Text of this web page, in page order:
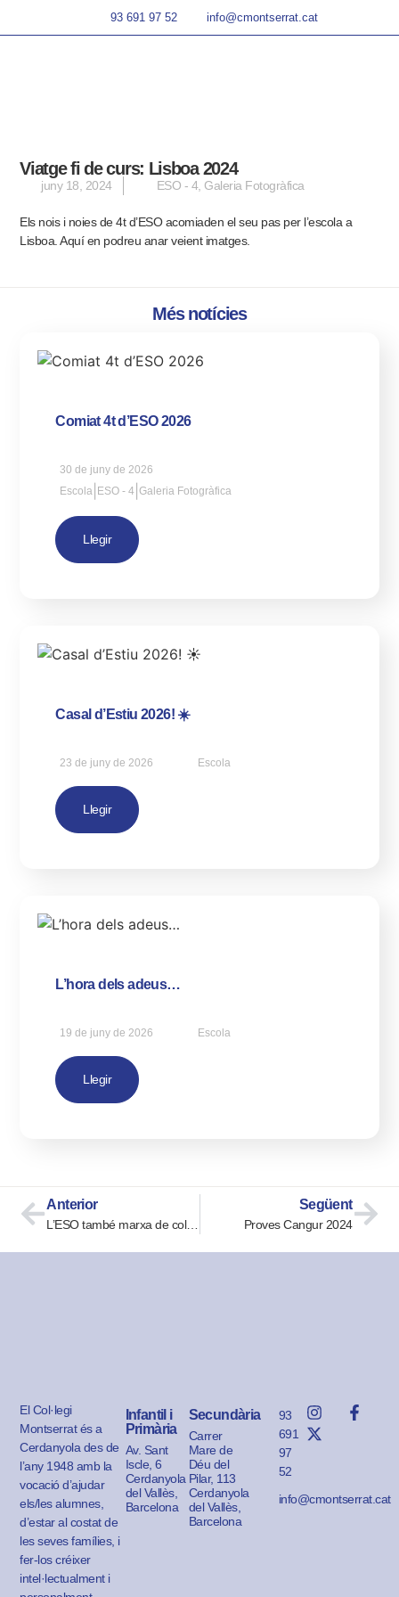
93 691 97 52 info@cmontserrat.cat
Viatge fi de curs: Lisboa 2024
juny 18, 2024 ESO - 4, Galeria Fotogràfica
Els nois i noies de 4t d’ESO acomiaden el seu pas per l’escola a
Lisboa.Aquí en podreu anar veient imatges.
Més notícies
Comiat 4t d’ESO 2026
30 de juny de 2026
Escola ESO - 4 |Galeria Fotogràfica
Llegir
Casal d’Estiu 2026! ☀️
23 de juny de 2026 Escola
Llegir
L’hora dels adeus…
19 de juny de 2026 Escola
Llegir
Anterior
L’ESO també marxa de colònies!
Següent
Proves Cangur 2024
El Col·legi
Montserrat és a
Cerdanyola des de
l’any 1948 amb la
vocació d’ajudar
els/les alumnes,
d’estar al costat de
les seves famílies, i
fer-los créixer
intel·lectualment i
Infantil i
Primària
Av. Sant
Iscle, 6
Cerdanyola
del Vallès,
Barcelona
Secundària
Carrer
Mare de
Déu del
Pilar, 113
Cerdanyola
del Vallès,
Barcelona
93
691
97
52
info@cmontserrat.cat